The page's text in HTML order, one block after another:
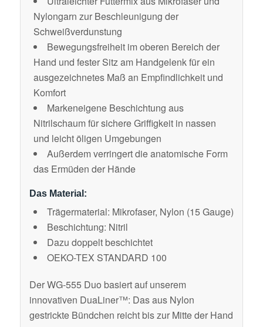
Nylongarn zur Beschleunigung der
Schweißverdunstung
Bewegungsfreiheit im oberen Bereich der
Hand und fester Sitz am Handgelenk für ein
ausgezeichnetes Maß an Empfindlichkeit und
Komfort
Markeneigene Beschichtung aus
Nitrilschaum für sichere Griffigkeit in nassen
und leicht öligen Umgebungen
Außerdem verringert die anatomische Form
das Ermüden der Hände
Das Material:
Trägermaterial: Mikrofaser, Nylon (15 Gauge)
Beschichtung: Nitril
Dazu doppelt beschichtet
OEKO-TEX STANDARD 100
Der WG-555 Duo basiert auf unserem
innovativen DuaLiner™: Das aus Nylon
gestrickte Bündchen reicht bis zur Mitte der Hand